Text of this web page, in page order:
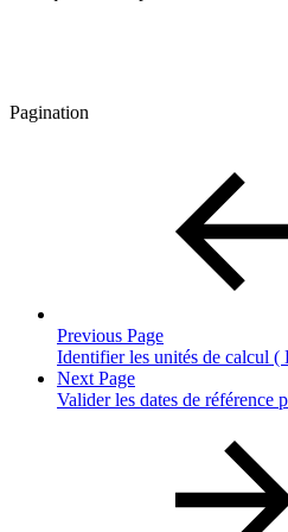
Pagination
Previous Page
Identifier les unités de calcul (
Next Page
Valider les dates de référence